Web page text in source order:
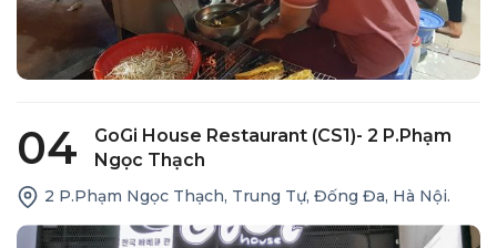
04
GoGi House Restaurant (CS1)- 2 P.Phạm
Ngọc Thạch
2 P.Phạm Ngọc Thạch, Trung Tự, Đống Đa, Hà Nội.